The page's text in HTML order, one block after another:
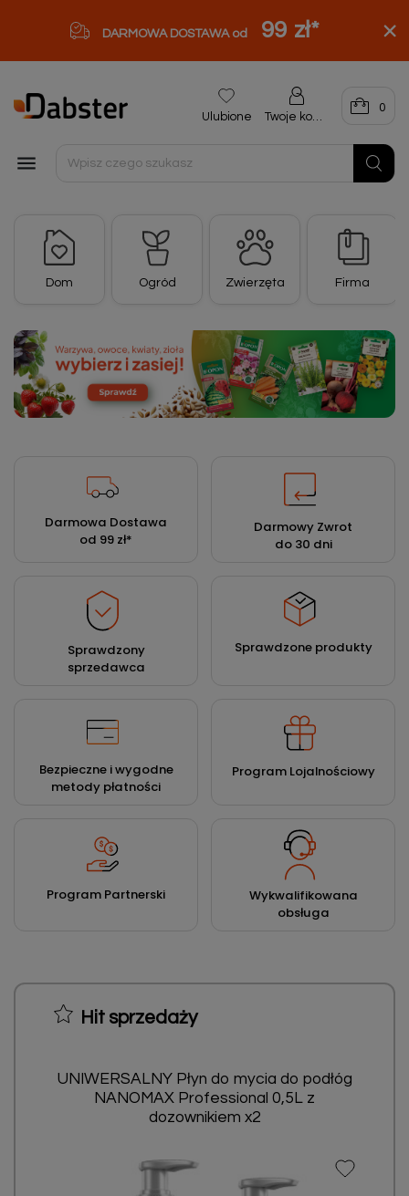
DARMOWA DOSTAWA od 99 zł*

Ulubione Twoje konto
0
Firma
Dom Ogród Zwierzęta
Darmowa Dostawa
od 99 zł*
Darmowy Zwrot
do 30 dni
Sprawdzony
sprzedawca
Sprawdzone produkty
Bezpieczne i wygodne
metody płatności
Program Lojalnościowy
Program Partnerski
Wykwalifikowana
obsługa
Hit sprzedaży
UNIWERSALNY Płyn do mycia do podłóg
NANOMAX Professional 0,5L z
dozownikiem x2